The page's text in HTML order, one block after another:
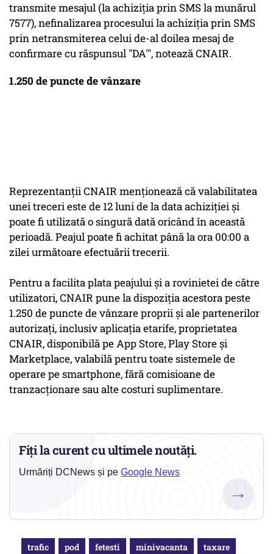
transmite mesajul (la achiziţia prin SMS la munărul
7577), nefinalizarea procesului la achiziţia prin SMS
prin netransmiterea celui de-al doilea mesaj de
confirmare cu răspunsul "DA'", notează CNAIR.
1.250 de puncte de vânzare
Reprezentanţii CNAIR menţionează că valabilitatea
unei treceri este de 12 luni de la data achiziţiei şi
poate fi utilizată o singură dată oricând în această
perioadă. Peajul poate fi achitat până la ora 00:00 a
zilei următoare efectuării trecerii.
Pentru a facilita plata peajului şi a rovinietei de către
utilizatori, CNAIR pune la dispoziţia acestora peste
1.250 de puncte de vânzare proprii şi ale partenerilor
autorizaţi, inclusiv aplicaţia etarife, proprietatea
CNAIR, disponibilă pe App Store, Play Store şi
Marketplace, valabilă pentru toate sistemele de
operare pe smartphone, fără comisioane de
tranzacţionare sau alte costuri suplimentare.
Fiți la curent cu ultimele noutăți.
Urmăriți DCNews și pe Google News
→
trafic pod fetesti minivacanta taxare